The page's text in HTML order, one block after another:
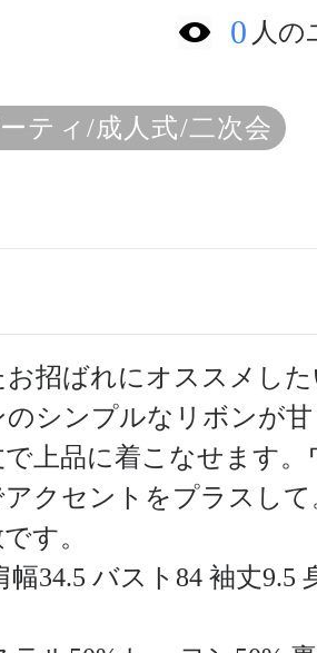
0 人
ティ/成人式/二次会
招ばれにオススメし
シンプルなリボンが
上品に着こなせます
アクセントをプラスし
す。
幅34.5 バスト84 袖丈9.5